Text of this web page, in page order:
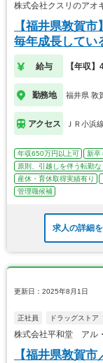
株式会社クスリのア
【福井県敦賀
毎年成長してい
給与 【年収
勤務地 福井県 敦
アクセス ＪＲ小浜
年収650万円以上可 新卒
原則、引越しを伴う転勤な
産休・育休取得実績有り
管理職候補
求人の詳細
更新日：2025年8月1日
正社員 ドラッグストア
株式会社平和堂 アル
【福井県敦賀